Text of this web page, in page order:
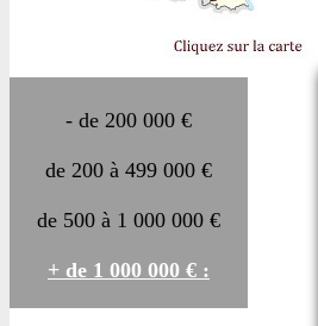
- de 200 000 €
de 200 à 499 000 €
de 500 à 1 000 000 €
+ de 1 000 000 € :